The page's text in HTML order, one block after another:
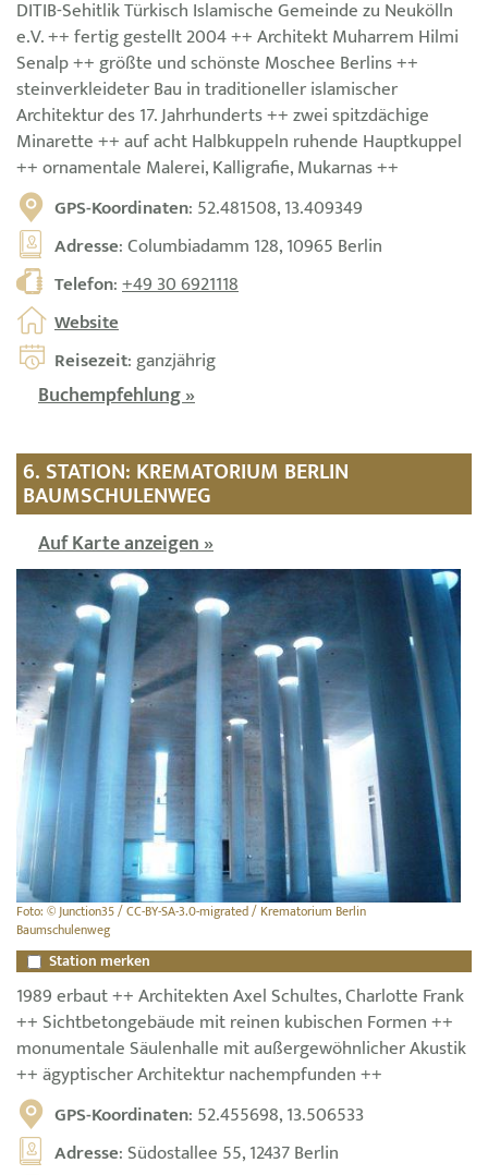
DITIB-Sehitlik Türkisch Islamische Gemeinde zu Neukölln
e.V. ++ fertig gestellt 2004 ++ Architekt Muharrem Hilmi
Senalp ++ größte und schönste Moschee Berlins ++
steinverkleideter Bau in traditioneller islamischer
Architektur des 17. Jahrhunderts ++ zwei spitzdächige
Minarette ++ auf acht Halbkuppeln ruhende Hauptkuppel
++ ornamentale Malerei, Kalligrafie, Mukarnas ++
GPS-Koordinaten: 52.481508, 13.409349
Adresse: Columbiadamm 128, 10965 Berlin
Telefon:+49 30 6921118
Website
Reisezeit: ganzjährig
Buchempfehlung »
6. STATION: KREMATORIUM BERLIN
BAUMSCHULENWEG
Auf Karte anzeigen »
Foto: © Junction35 / CC-BY-SA-3.0-migrated / Krematorium Berlin
Baumschulenweg
Station merken
1989 erbaut ++ Architekten Axel Schultes, Charlotte Frank
++ Sichtbetongebäude mit reinen kubischen Formen ++
monumentale Säulenhalle mit außergewöhnlicher Akustik
++ ägyptischer Architektur nachempfunden ++
GPS-Koordinaten: 52.455698, 13.506533
Adresse: Südostallee 55, 12437 Berlin